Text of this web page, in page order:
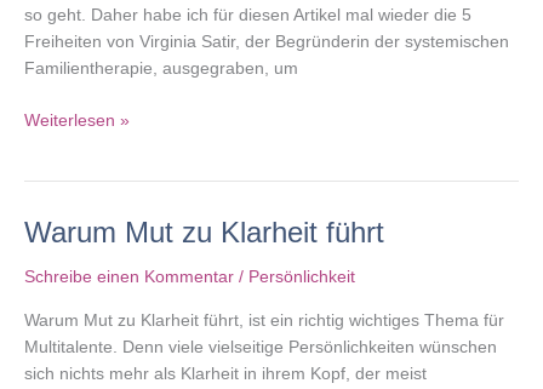
so geht. Daher habe ich für diesen Artikel mal wieder die 5
Freiheiten von Virginia Satir, der Begründerin der systemischen
Familientherapie, ausgegraben, um
Bin
Weiterlesen »
Warum Mut zu Klarheit führt
Schreibe einen Kommentar / Persönlichkeit
Warum Mut zu Klarheit führt, ist ein richtig wichtiges Thema für
Multitalente. Denn viele vielseitige Persönlichkeiten wünschen
sich nichts mehr als Klarheit in ihrem Kopf, der meist